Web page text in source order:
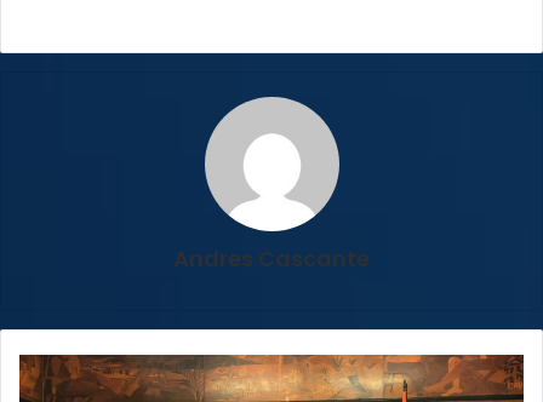
Andres Cascante
"Material
médico